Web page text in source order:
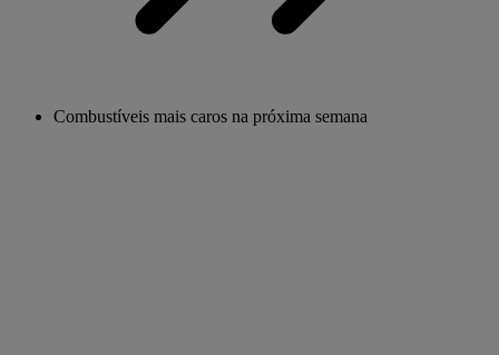
Combustíveis mais caros na próxima semana